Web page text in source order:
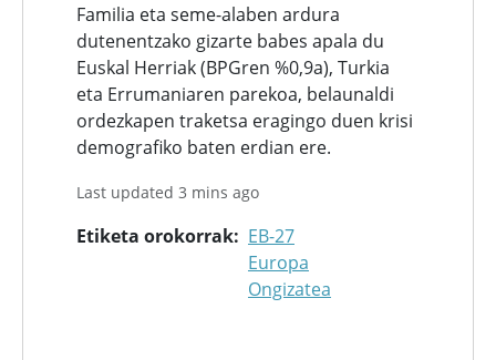
Familia eta seme-alaben ardura
dutenentzako gizarte babes apala du
Euskal Herriak (BPGren %0,9a), Turkia
eta Errumaniaren parekoa, belaunaldi
ordezkapen traketsa eragingo duen krisi
demografiko baten erdian ere.
Last updated 3 mins ago
Etiketa orokorrak
EB-27
Europa
Ongizatea